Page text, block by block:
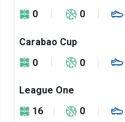
0 0
Carabao Cup
0
0
League One
16
0